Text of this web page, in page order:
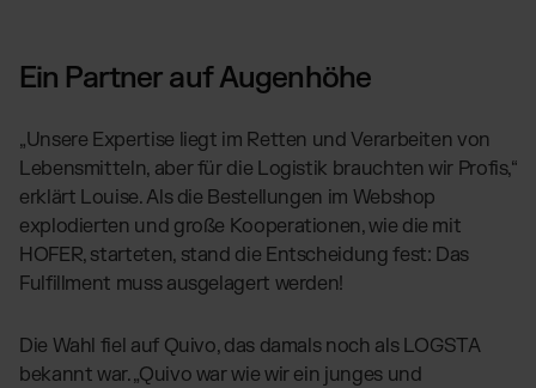
Ein Partner auf Augenhöhe
„Unsere Expertise liegt im Retten und Verarbeiten von
Lebensmitteln, aber für die Logistik brauchten wir Profis,“
erklärt Louise. Als die Bestellungen im Webshop
explodierten und große Kooperationen, wie die mit
HOFER, starteten, stand die Entscheidung fest: Das
Fulfillment muss ausgelagert werden!
Die Wahl fiel auf Quivo, das damals noch als LOGSTA
bekannt war. „Quivo war wie wir ein junges und